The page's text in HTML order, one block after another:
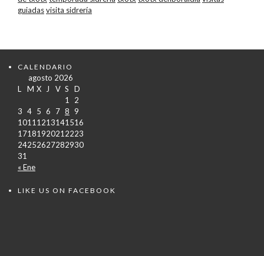
guiadasvisita sidrería
CALENDARIO
agosto 2026
L
M X J V S D
« Ene
1
2
3 4 5 6 7 8 9
10111213141516
17181920212223
24252627282930
31
LIKE US ON FACEBOOK